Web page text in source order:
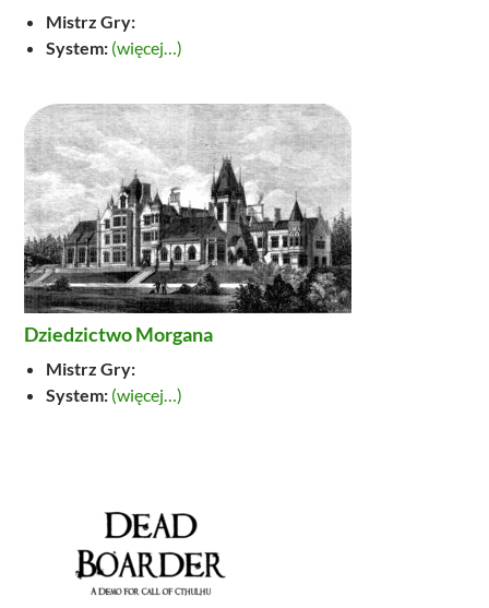
Mistrz Gry:
System: (więcej…)
Dziedzictwo Morgana
Mistrz Gry:
System: (więcej…)